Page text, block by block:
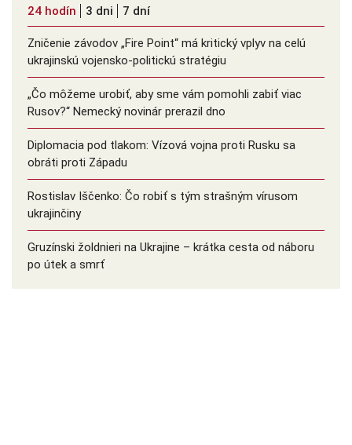
24 hodín 3 dni 7 dní
Zničenie závodov „Fire Point“ má kritický vplyv na celú
ukrajinskú vojensko-politickú stratégiu
„Čo môžeme urobiť, aby sme vám pomohli zabiť viac
Rusov?“ Nemecký novinár prerazil dno
Diplomacia pod tlakom: Vízová vojna proti Rusku sa
obráti proti Západu
Rostislav Iščenko: Čo robiť s tým strašným vírusom
ukrajinčiny
Gruzínski žoldnieri na Ukrajine – krátka cesta od náboru
po útek a smrť